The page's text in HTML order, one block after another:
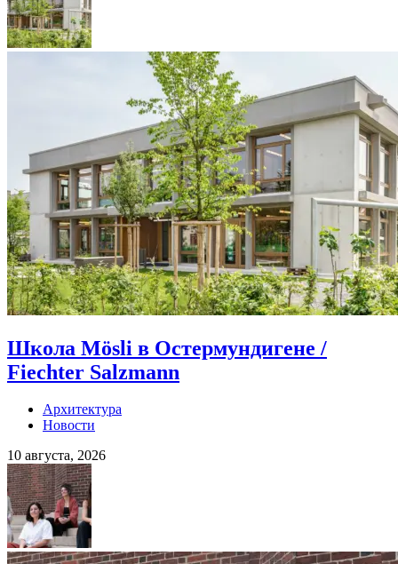
Школа Mösli в Остермундигене /
Fiechter Salzmann
Архитектура
Новости
10 августа, 2026